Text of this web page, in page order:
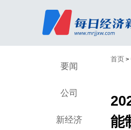
要闻
公司
新经济
首页 >
能